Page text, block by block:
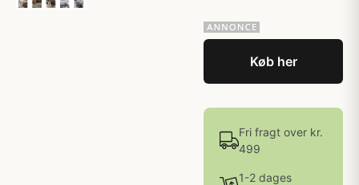
Køb her
Fri fragt over kr.
499
1-2 dages